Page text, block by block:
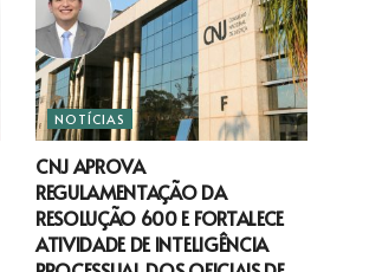
NOTÍCIAS
CNJ APROVA
REGULAMENTAÇÃO DA
RESOLUÇÃO 600 E FORTALECE
ATIVIDADE DE INTELIGÊNCIA